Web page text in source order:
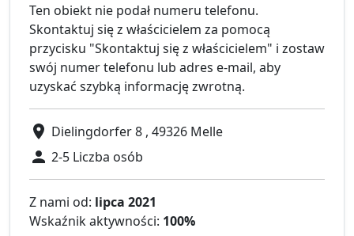
Ten obiekt nie podał numeru telefonu.
Skontaktuj się z właścicielem za pomocą
przycisku "Skontaktuj się z właścicielem" i zostaw
swój numer telefonu lub adres e-mail, aby
uzyskać szybką informację zwrotną.
Dielingdorfer 8 , 49326 Melle
2-5 Liczba osób
Z nami od: lipca 2021
Wskaźnik aktywności: 100%